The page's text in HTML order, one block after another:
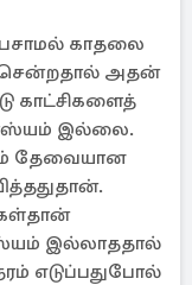
காதலை
அதன்
காட்சிகளைத்
இல்லை.
தேவையான
இல்லாததால்
எடுப்பதுபோல்